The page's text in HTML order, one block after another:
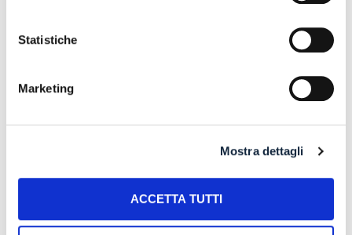
Statistiche
Marketing
Mostra dettagli
ACCETTA TUTTI
INADEMPIENTE DEI SANITARI – Gestione della
gravidanza ed omessa diagnosi della sindrome di